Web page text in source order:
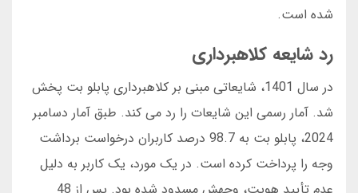
شده است.
رد شایعه کلاهبرداری
در سال 1401، شایعاتی مبنی بر کلاهبرداری پابلو بت پخش
شد. آمار رسمی این شایعات را رد می کند. طبق آمار دسامبر
2024، پابلو بت به 98.7 درصد کاربران درخواست برداشت
وجه را پرداخت کرده است. در یک مورد، یک کاربر به دلیل